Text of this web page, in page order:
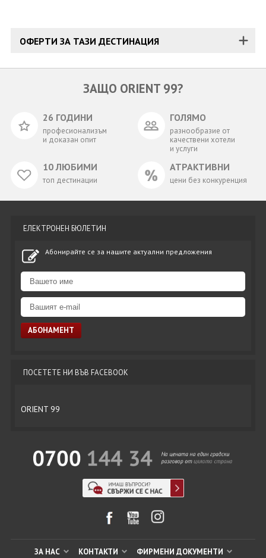
ОФЕРТИ ЗА ТАЗИ ДЕСТИНАЦИЯ
ЗАЩО ORIENT 99?
26 ГОДИНИ
професионализъм
и доказан опит
ГОЛЯМО
разнообразие от
качествени хотели
и услуги
10 ЛЮБИМИ
топ дестинации
АТРАКТИВНИ
цени без конкуренция
ЕЛЕКТРОНЕН БЮЛЕТИН
Абонирайте се за нашите актуални предложения
ПОСЕТЕТЕ НИ ВЪВ FACEBOOK
ORIENT 99
ЗА НАС КОНТАКТИ ФИРМЕНИ ДОКУМЕНТИ